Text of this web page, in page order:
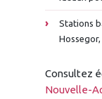
Stations
Consultez
Nouvelle-